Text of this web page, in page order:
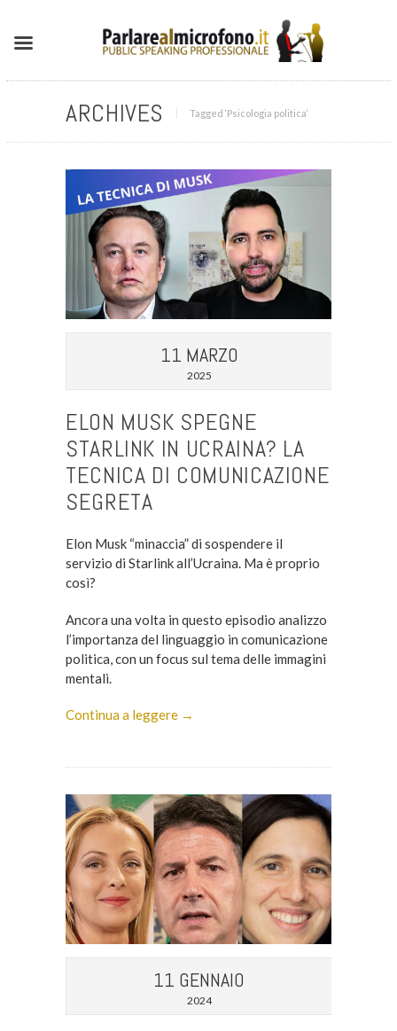
ARCHIVES Tagged ‘Psicologia politica‘
11 MARZO
2025
ELON MUSK SPEGNE
STARLINK IN UCRAINA? LA
TECNICA DI COMUNICAZIONE
SEGRETA
Elon Musk “minaccia” di sospendere il
servizio di Starlink all’Ucraina. Ma è proprio
così?
Ancora una volta in questo episodio analizzo
l’importanza del linguaggio in comunicazione
politica, con un focus sul tema delle immagini
mentali.
Continua a leggere →
11 GENNAIO
2024